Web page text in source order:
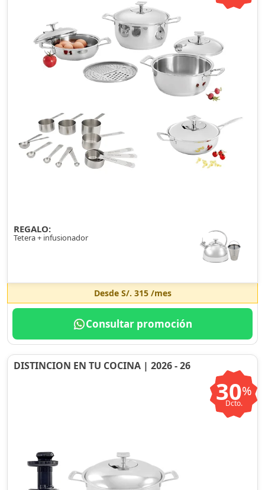
REGALO:
Tetera + infusionador
Desde S/. 315/mes
Consultar promoción
DISTINCION EN TU COCINA | 2026 - 26
30%
Dcto.